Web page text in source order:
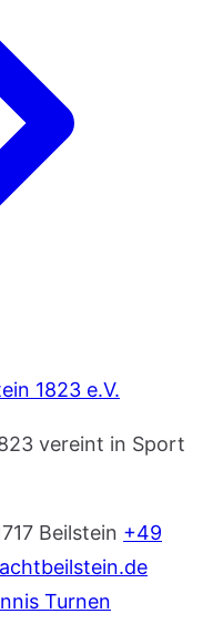
1823 e.V.
vereint in Sport
Beilstein +49
Turnen